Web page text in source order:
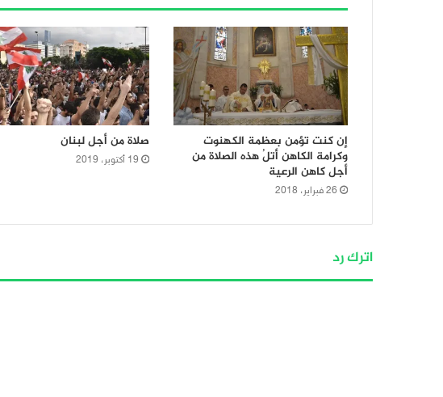
إن كنت تؤمن بعظمة الكهنوت
وكرامة الكاهن أتلُ هذه الصلاة من
أجل كاهن الرعية
26 فبراير، 2018
صلاة من أجل لبنان
19 أكتوبر، 2019
اترك رد